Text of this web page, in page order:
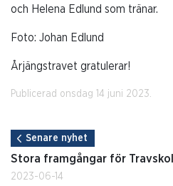
och Helena Edlund som tränar.
Foto: Johan Edlund
Årjängstravet gratulerar!
Publicerad onsdag 14 juni 2023.
Senare nyhet
Stora framgångar för
2023-06-14